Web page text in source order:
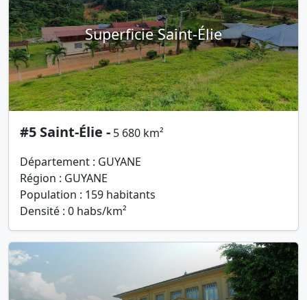
Superficie Saint-Élie
#5 Saint-Élie - 5 680 km²
Département : GUYANE
Région : GUYANE
Population : 159 habitants
Densité : 0 habs/km²